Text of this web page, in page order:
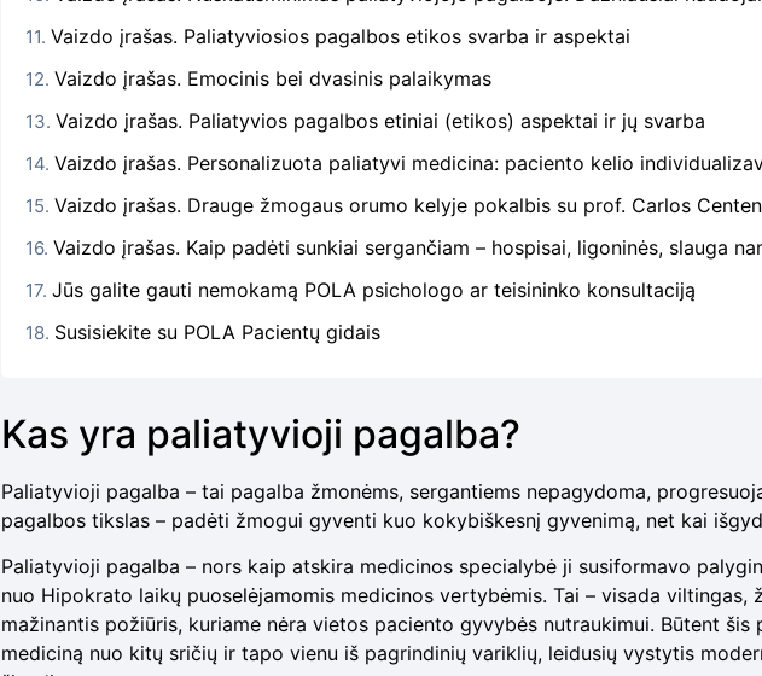
Vaizdo įrašas. Paliatyviosios pagalbos etikos svarba ir aspektai
Vaizdo įrašas. Emocinis bei dvasinis palaikymas
Vaizdo įrašas. Paliatyvios pagalbos etiniai (etikos) aspektai ir jų svarba
Vaizdo įrašas. Personalizuota paliatyvi medicina: paciento kelio
Vaizdo įrašas. Drauge žmogaus orumo kelyje pokalbis su prof. Carlos
Vaizdo įrašas. Kaip padėti sunkiai sergančiam – hospisai, ligoninės, slauga
Jūs galite gauti nemokamą POLA psichologo ar teisininko konsultaciją
Susisiekite su POLA Pacientų gidais
Kas yra paliatyvioji pagalba?
Paliatyvioji pagalba – tai pagalba žmonėms, sergantiems nepagydoma,
pagalbos tikslas – padėti žmogui gyventi kuo kokybiškesnį gyvenimą, net kai
Paliatyvioji pagalba – nors kaip atskira medicinos specialybė ji susiformavo
nuo Hipokrato laikų puoselėjamomis medicinos vertybėmis. Tai – visada viltingas,
mažinantis požiūris, kuriame nėra vietos paciento gyvybės nutraukimui. Būtent
mediciną nuo kitų sričių ir tapo vienu iš pagrindinių variklių, leidusių vystytis